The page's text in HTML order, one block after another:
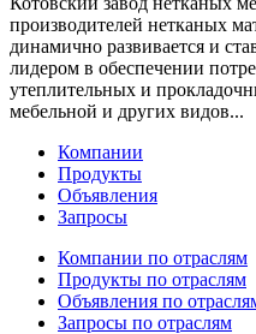
производителей нетканых
динамично развивается и
лидером в обеспечении
утеплительных и
мебельной и других видов...
Компании
Продукты
Объявления
Запросы
Компании по отраслям
Продукты по отраслям
Объявления по
Запросы по отраслям